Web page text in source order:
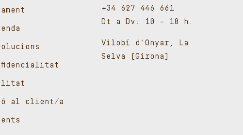
al client/a
+34 627 446 661
Dt a Dv: 10 – 18 h.
Vilobí d’Onyar, La
Selva (Girona)